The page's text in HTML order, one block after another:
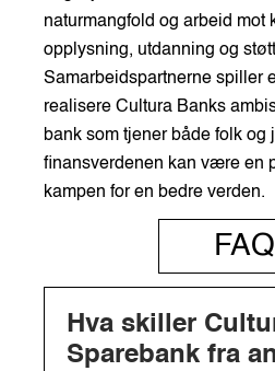
naturmangfold og arbeid mot
opplysning, utdanning og
Samarbeidspartnerne spiller
realisere Cultura Banks
bank som tjener både folk og
finansverdenen kan være en
kampen for en bedre verden.
FAQ
Hva skiller
Sparebank fra